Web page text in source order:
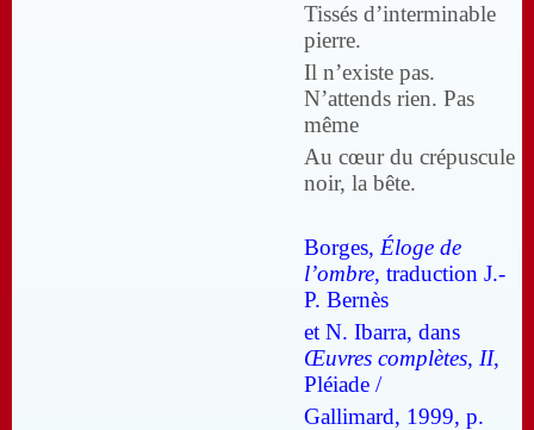
Tissés d’interminable
pierre.
Il n’existe pas.
N’attends rien. Pas
même
Au cœur du crépuscule
noir, la bête.
Borges, Éloge de
l’ombre, traduction J.-
P. Bernès
et N. Ibarra, dans
Œuvres complètes, II,
Pléiade /
Gallimard, 1999, p.